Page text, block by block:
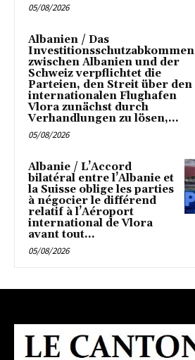
05/08/2026
Albanien / Das
Investitionsschutzabkommen
zwischen Albanien und der
Schweiz verpflichtet die
Parteien, den Streit über den
internationalen Flughafen
Vlora zunächst durch
Verhandlungen zu lösen,...
05/08/2026
Albanie / L’Accord
bilatéral entre l’Albanie et
la Suisse oblige les parties
à négocier le différend
relatif à l’Aéroport
international de Vlora
avant tout...
05/08/2026